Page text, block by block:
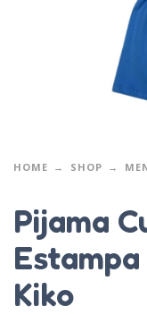
HOME SHOP
Pijama
Estampa
Kiko